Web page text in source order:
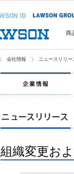
商
会社情報 ニュースリリー
組織変更お